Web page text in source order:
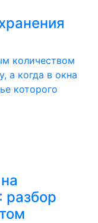
количеством
а когда в окна
которого
разбор